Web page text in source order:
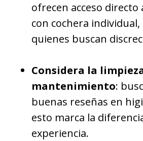
ofrecen acceso directo
con cochera
quienes buscan
Considera la
mantenimiento:
buenas reseñas en
esto marca la
experiencia.